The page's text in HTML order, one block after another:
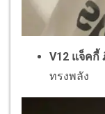
V12 แจ็ค
ทรงพลัง